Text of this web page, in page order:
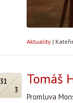
Aktuality |
31
3
Tomáš
Promluva